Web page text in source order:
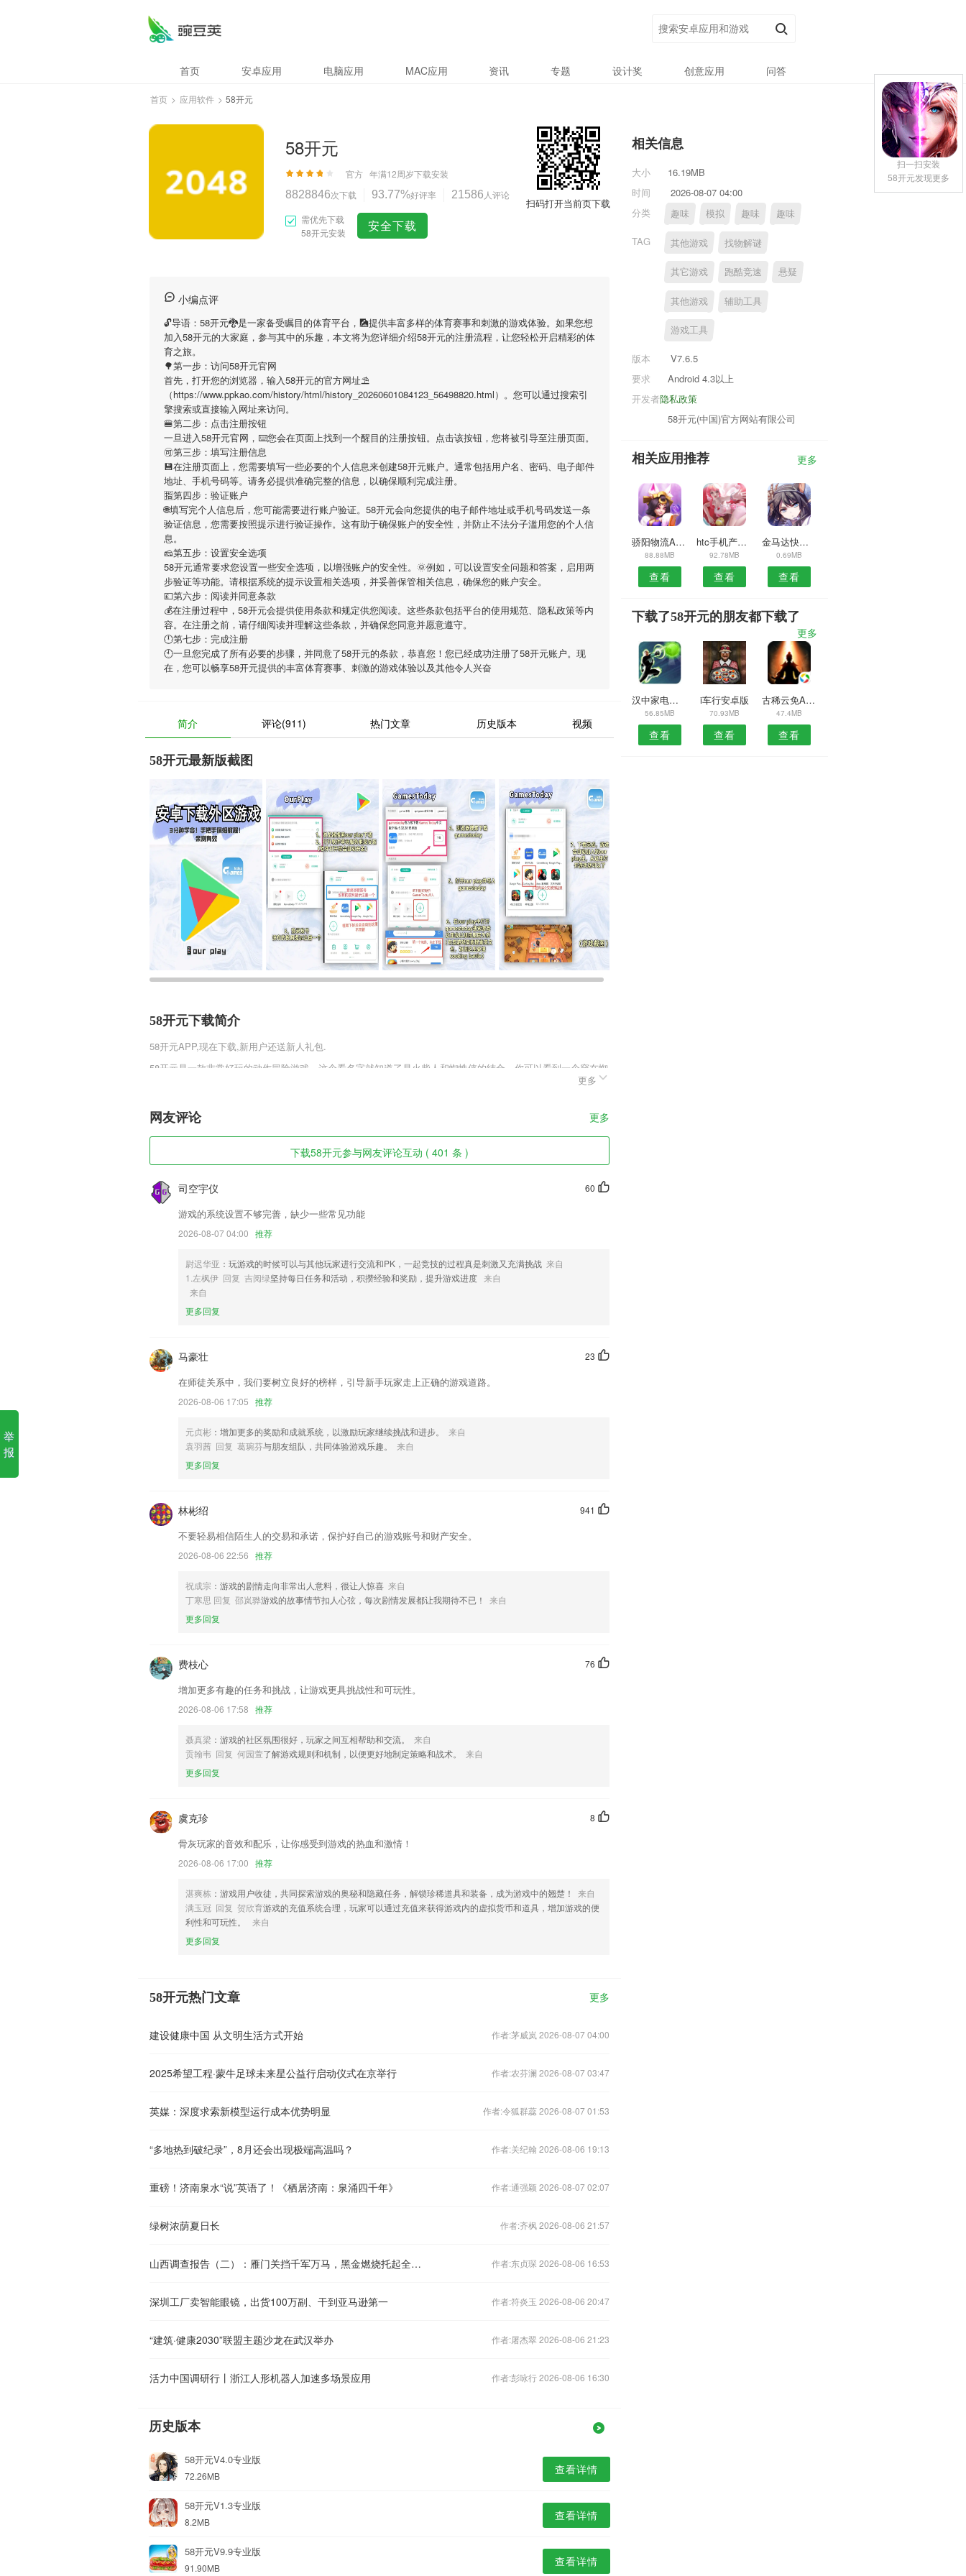
首页 安卓应用 电脑应用 MAC应用 资讯 专题 设计奖 创意应用 问答
首页 > 应用软件 > 58开元
58开元
官方 年满12周岁下载安装
8828846次下载 93.77%好评率 21586 人评论
需优先下载
58开元安装
安全下载
扫码打开当前页下载
小编点评
🔓导语： 58开元🐉是一家备受瞩目的体育平台，🎑提供丰富多样的体育赛事和刺激的游戏体验。如果您想
加入58开元的大家庭，参与其中的乐趣，本文将为您详细介绍58开元的注册流程，让您轻松开启精彩的体
育之旅。
🌳第一步：访问58开元官网
首先，打开您的浏览器，输入58开元的官方网址⛱
（https://www.ppkao.com/history/html/history_20260601084123_56498820.html）。您可以通过搜索引
擎搜索或直接输入网址来访问。
🍔第二步：点击注册按钮
一旦进入58开元官网，⌨️您会在页面上找到一个醒目的注册按钮。点击该按钮，您将被引导至注册页面。
🉑第三步：填写注册信息
💾在注册页面上，您需要填写一些必要的个人信息来创建58开元账户。通常包括用户名、密码、电子邮件
地址、手机号码等。请务必提供准确完整的信息，以确保顺利完成注册。
🈯第四步：验证账户
🌐填写完个人信息后，您可能需要进行账户验证。 58开元会向您提供的电子邮件地址或手机号码发送一条
验证信息，您需要按照提示进行验证操作。这有助于确保账户的安全性，并防止不法分子滥用您的个人信
息。
🧀第五步：设置安全选项
58开元通常要求您设置一些安全选项，以增强账户的安全性。🌞例如，可以设置安全问题和答案，启用两
步验证等功能。请根据系统的提示设置相关选项，并妥善保管相关信息，确保您的账户安全。
💷第六步：阅读并同意条款
💰在注册过程中， 58开元会提供使用条款和规定供您阅读。这些条款包括平台的使用规范、隐私政策等内
容。在注册之前，请仔细阅读并理解这些条款，并确保您同意并愿意遵守。
🕛第七步：完成注册
🕙一旦您完成了所有必要的步骤，并同意了58开元的条款，恭喜您！您已经成功注册了58开元账户。现
在，您可以畅享58开元提供的丰富体育赛事、刺激的游戏体验以及其他令人兴奋
简介 评论(911) 热门文章 历史版本 视频
58开元最新版截图
58开元下载简介
58开元APP,现在下载,新用户还送新人礼包.
58开元是一款非常好玩的动作冒险游戏，这个看名字就知道了是火柴人和蜘蛛侠的结合，你可以看到一个穿在蜘
蛛侠衣服的火柴人，非常的具有喜感，你要控制这火柴人去保护城市，只要城市中遇到了什么危险你就要立刻出
58开元软件特色
2,到店优惠：线上购买（团购代金券）线下消费
3,最新医药资讯实时更新带来
4,让家校之间的沟通会变得更加的顺畅,2265学生们学习的课程知识能应用在职场
5,休闲乐园：多种2265汉字游戏，带给你不同的快乐学习
58开元软件优势
1.课程设置由易到难的学习顺序，从字母、单词、短语再到句子的学习，循序渐进，从而带动口语、语法、听
力、阅读等能力的全面提升
3.收集了数目众多的优质英文儿歌，帮助宝宝能够更好的学习英语。
4.·对于一些难以掌握的地方，也会有非常详细的知识解读
5.可以自由发挥自己的想象力，画出一幅属于自己的的作品。
58开元更新了什么?
重新添加提醒功能，更完善更稳定更人性化。
房源敏感操作需进行滑块验证,加强安全性
直播活动分组观看权限扩充，新增活动密码白名单F码观看！~
优化了运行速度
联系我们
以上就是58开元的介绍，如果您喜欢这款软件，您可以到应用商店进行打分评论，说出您的使用经历，以帮助我
们更好的对产品进行优化修改。
更多
网友评论 更多
下载58开元参与网友评论互动 ( 401 条 )
60
司空宇仪
游戏的系统设置不够完善，缺少一些常见功能
2026-08-07 04:00 推荐
尉迟华亚 ：玩游戏的时候可以与其他玩家进行交流和PK，一起竞技的过程真是刺激又充满挑战 来自
1.左枫伊 回复 吉阅绿坚持每日任务和活动，积攒经验和奖励，提升游戏进度 来自
来自
更多回复
23
马豪壮
在师徒关系中，我们要树立良好的榜样，引导新手玩家走上正确的游戏道路。
2026-08-06 17:05 推荐
元贞彬 ：增加更多的奖励和成就系统，以激励玩家继续挑战和进步。
来自
袁羽茜 回复 葛琬芬与朋友组队，共同体验游戏乐趣。
来自
更多回复
941
林彬绍
不要轻易相信陌生人的交易和承诺，保护好自己的游戏账号和财产安全。
2026-08-06 22:56 推荐
祝成宗 ：游戏的剧情走向非常出人意料，很让人惊喜 来自
丁寒思 回复 邵岚骅游戏的故事情节扣人心弦，每次剧情发展都让我期待不已！
来自
更多回复
76
费枝心
增加更多有趣的任务和挑战，让游戏更具挑战性和可玩性。
2026-08-06 17:58 推荐
聂真梁 ：游戏的社区氛围很好，玩家之间互相帮助和交流。
来自
贡翰韦 回复 何园萱了解游戏规则和机制，以便更好地制定策略和战术。
来自
更多回复
8
虞克珍
骨灰玩家的音效和配乐，让你感受到游戏的热血和激情！
2026-08-06 17:00 推荐
湛爽栋 ：游戏用户收徒，共同探索游戏的奥秘和隐藏任务，解锁珍稀道具和装备，成为游戏中的翘楚！
来自
满玉冠 回复 贺欣育游戏的充值系统合理，玩家可以通过充值来获得游戏内的虚拟货币和道具，增加游戏的便
利性和可玩性。
来自
更多回复
58开元热门文章 更多
建设健康中国 从文明生活方式开始 作者:茅威岚 2026-08-07 04:00
2025希望工程·蒙牛足球未来星公益行启动仪式在京举行 作者:农芬澜 2026-08-07 03:47
英媒：深度求索新模型运行成本优势明显 作者:令狐群蕊 2026-08-07 01:53
“多地热到破纪录”，8月还会出现极端高温吗？ 作者:关纪翰 2026-08-06 19:13
重磅！济南泉水“说”英语了！《栖居济南：泉涌四千年》 作者:通强颖 2026-08-07 02:07
绿树浓荫夏日长 作者:齐枫 2026-08-06 21:57
山西调查报告（二）：雁门关挡千军万马，黑金燃烧托起全国经济腾飞 作者:东贞琛 2026-08-06 16:53
深圳工厂卖智能眼镜，出货100万副、干到亚马逊第一 作者:符炎玉 2026-08-06 20:47
“建筑·健康2030”联盟主题沙龙在武汉举办 作者:屠杰翠 2026-08-06 21:23
活力中国调研行丨浙江人形机器人加速多场景应用 作者:彭咏行 2026-08-06 16:30
历史版本
58开元V4.0专业版
72.26MB 查看详情
58开元V1.3专业版
8.2MB 查看详情
58开元V9.9专业版
91.90MB 查看详情
相关信息
大小
16.19MB
时间
2026-08-07 04:00
分类
趣味 模拟 趣味 趣味
TAG 其他游戏 找物解谜
其它游戏 跑酷竞速 悬疑
其他游戏 辅助工具
游戏工具
版本
V7.6.5
要求
Android 4.3以上
隐私政策
开发者
58开元(中国)官方网站有限公司
相关应用推荐 更多
骄阳物流APP
88.88MB
查看
htc手机产地查询
92.78MB
查看
金马达快修师傅端APP
0.69MB
查看
下载了58开元的朋友都下载了
更多
汉中家电网APP
56.85MB
查看
i车行安卓版
70.93MB
查看
古稀云免APP
47.4MB
查看
扫一扫安装
58开元发现更多
举
报